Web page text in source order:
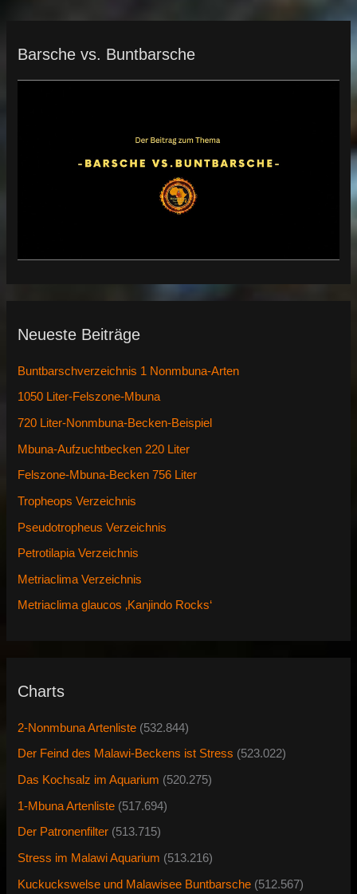
Barsche vs. Buntbarsche
Neueste Beiträge
Buntbarschverzeichnis 1 Nonmbuna-Arten
1050 Liter-Felszone-Mbuna
720 Liter-Nonmbuna-Becken-Beispiel
Mbuna-Aufzuchtbecken 220 Liter
Felszone-Mbuna-Becken 756 Liter
Tropheops Verzeichnis
Pseudotropheus Verzeichnis
Petrotilapia Verzeichnis
Metriaclima Verzeichnis
Metriaclima glaucos ‚Kanjindo Rocks‘
Charts
2-Nonmbuna Artenliste (532.844)
Der Feind des Malawi-Beckens ist Stress (523.022)
Das Kochsalz im Aquarium (520.275)
1-Mbuna Artenliste (517.694)
Der Patronenfilter (513.715)
Stress im Malawi Aquarium (513.216)
Kuckuckswelse und Malawisee Buntbarsche (512.567)